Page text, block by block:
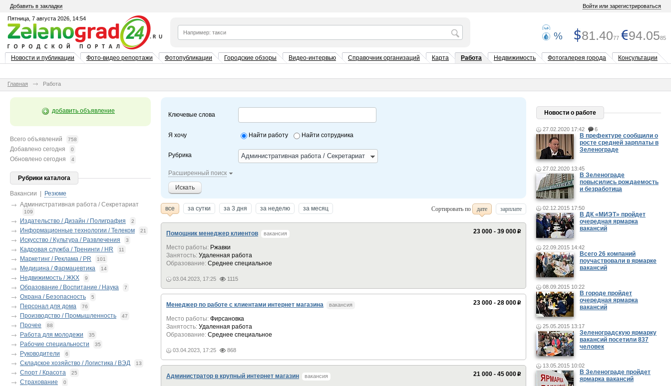
Добавить в закладки Войти или зарегистрироваться
Пятница, 7 августа 2026, 14:54
% 81.4077 94.0585
Новости и публикации Фото-видео репортажи Фотопубликации Городские обзоры Видео-интервью Справочник организаций Карта Работа Недвижимость Фотогалерея города Консультации
Главная Работа
добавить объявление
Всего объявлений 758
Добавлено сегодня 0
Обновлено сегодня 4
Рубрики каталога
Вакансии
Резюме
Административная работа / Секретариат
109
Издательство / Дизайн / Полиграфия 2
Информационные технологии / Телеком 21
Искусство / Культура / Развлечения 3
Кадровая служба / Тренинги / HR 11
Маркетинг / Реклама / PR 101
Медицина / Фармацевтика 14
Недвижимость / ЖКХ 9
Образование / Воспитание / Наука 7
Охрана / Безопасность 5
Персонал для дома 76
Производство / Промышленность 47
Прочее 88
Работа для молодежи 35
Рабочие специальности 35
Руководители 6
Складское хозяйство / Логистика / ВЭД 13
Спорт / Красота 25
Страхование 0
Ключевые слова
Я хочу Найти работу Найти сотрудника
Рубрика Административная работа / Секретариат
Расширенный поиск
Искать
все за сутки за 3 дня за неделю за месяц Сортировать по дате зарплате
23 000 - 39 000 p
Помощник менеджер клиентов вакансия
Место работы: Ржавки
Занятость: Удаленная работа
Образование: Среднее специальное
03.04.2023, 17:25 1115
23 000 - 28 000 p
Менеджер по работе с клиентами интернет магазина вакансия
Место работы: Фирсановка
Занятость: Удаленная работа
Образование: Среднее специальное
03.04.2023, 17:25 868
21 000 - 45 000 p
Администратор в крупный интернет магазин вакансия
Новости о работе
27.02.2020 17:42 6
В префектуре сообщили о
росте средней зарплаты в
Зеленограде
27.02.2020 13:45
В Зеленограде
повысились рождаемость
и безработица
02.12.2015 17:50
В ДК «МИЭТ» пройдет
очередная ярмарка
вакансий
22.09.2015 14:42
Всего 26 компаний
поучаствовали в ярмарке
вакансий
08.09.2015 10:22
В городе пройдет
очередная ярмарка
вакансий
25.05.2015 13:17
Зеленоградскую ярмарку
вакансий посетили 837
человек
13.05.2015 10:02
В Зеленограде пройдет
ярмарка вакансий